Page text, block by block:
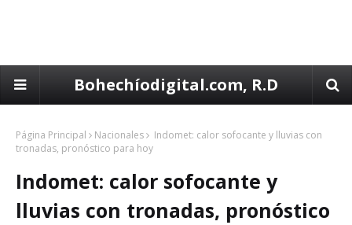
Bohechíodigital.com, R.D
Página Principal Nacionales
Indomet: calor sofocante y lluvias con
tronadas, pronóstico para hoy
Indomet: calor sofocante y
lluvias con tronadas, pronóstico